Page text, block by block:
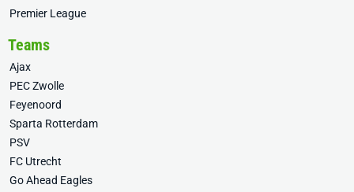
Premier League
Teams
Ajax
PEC Zwolle
Feyenoord
Sparta Rotterdam
PSV
FC Utrecht
Go Ahead Eagles